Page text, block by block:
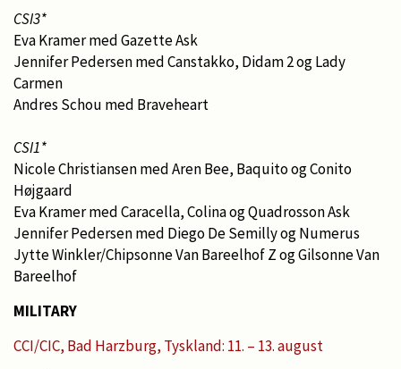
CSI3*
Eva Kramer med Gazette Ask
Jennifer Pedersen med Canstakko, Didam 2 og Lady
Carmen
Andres Schou med Braveheart
CSI1*
Nicole Christiansen med Aren Bee, Baquito og Conito
Højgaard
Eva Kramer med Caracella, Colina og Quadrosson Ask
Jennifer Pedersen med Diego De Semilly og Numerus
Jytte Winkler/Chipsonne Van Bareelhof Z og Gilsonne Van
Bareelhof
MILITARY
CCI/CIC, Bad Harzburg, Tyskland: 11. – 13. august